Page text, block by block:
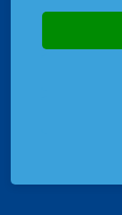
Börsennews